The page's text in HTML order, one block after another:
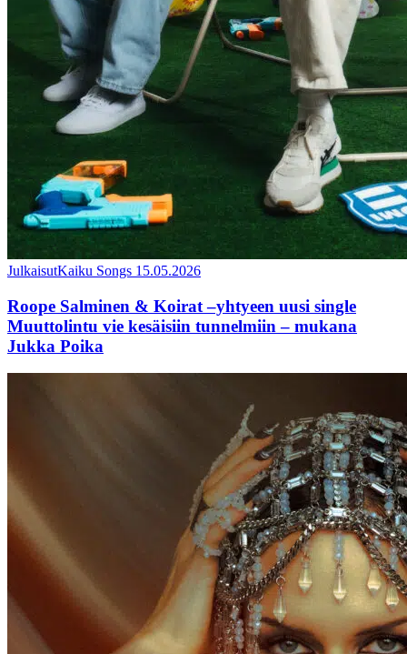
JulkaisutKaiku Songs 15.05.2026
Roope Salminen & Koirat –yhtyeen uusi single
Muuttolintu vie kesäisiin tunnelmiin – mukana
Jukka Poika